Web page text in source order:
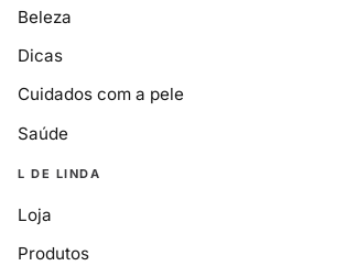
Beleza
Dicas
Cuidados com a pele
Saúde
L DE LINDA
Loja
Produtos